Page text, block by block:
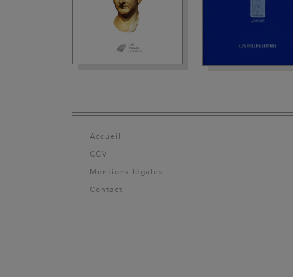
Accueil
CGV
Mentions légales
Contact